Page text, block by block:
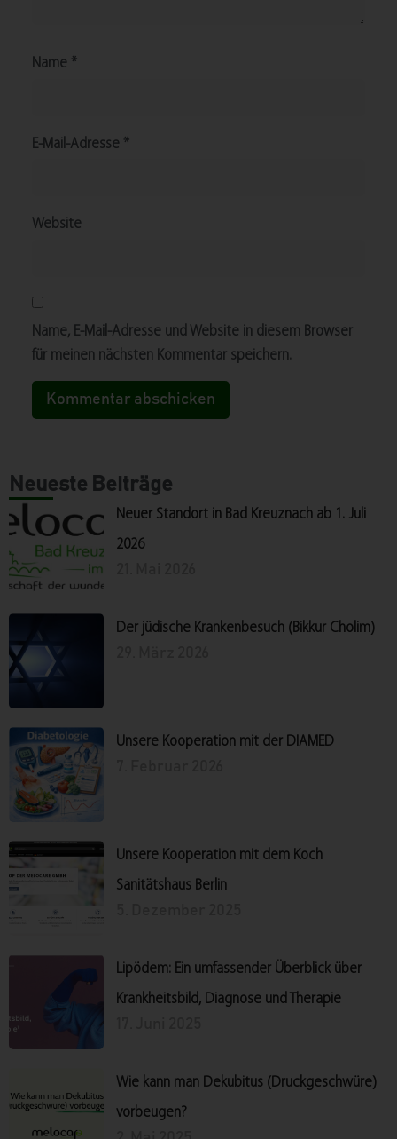
Name *
E-Mail-Adresse *
Website
Name, E-Mail-Adresse und Website in diesem Browser
für meinen nächsten Kommentar speichern.
Neueste Beiträge
Neuer Standort in Bad Kreuznach ab 1. Juli
2026
Der jüdische Krankenbesuch (Bikkur Cholim)
Unsere Kooperation mit der DIAMED
Unsere Kooperation mit dem Koch
Sanitätshaus Berlin
Lipödem: Ein umfassender Überblick über
Krankheitsbild, Diagnose und Therapie
Wie kann man Dekubitus (Druckgeschwüre)
vorbeugen?